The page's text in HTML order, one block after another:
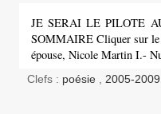
JE SERAI LE PILOTE
SOMMAIRE Cliquer sur le
épouse, Nicole Martin I.-
Clefs : poésie 2005-2009